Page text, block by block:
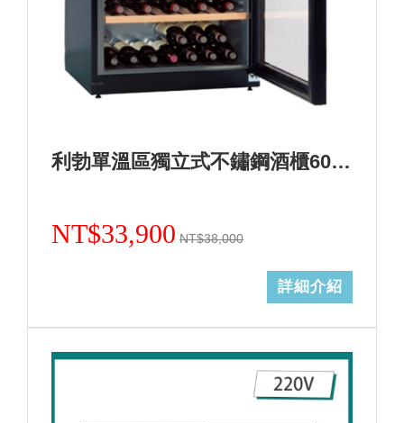
利勃單溫區獨立式不鏽鋼酒櫃60瓶>型號：WKb 1712+基本安裝
NT$33,900 NT$38,000
詳細介紹